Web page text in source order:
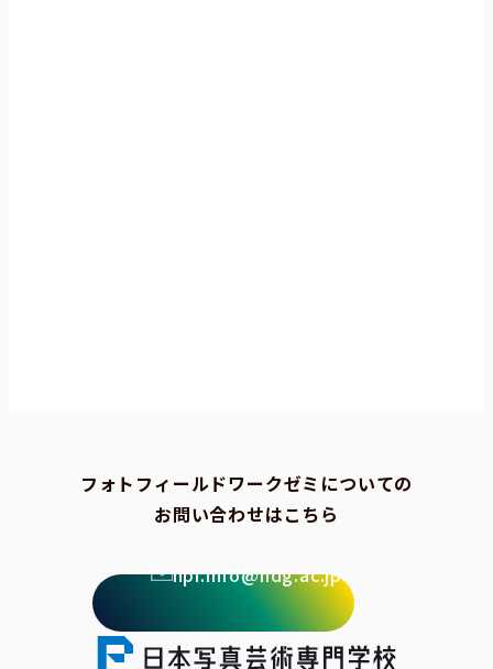
フォトフィールドワークゼミについての
お問い合わせはこちら
npi.info@ndg.ac.jp